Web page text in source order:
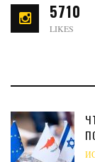
5710
LIKES